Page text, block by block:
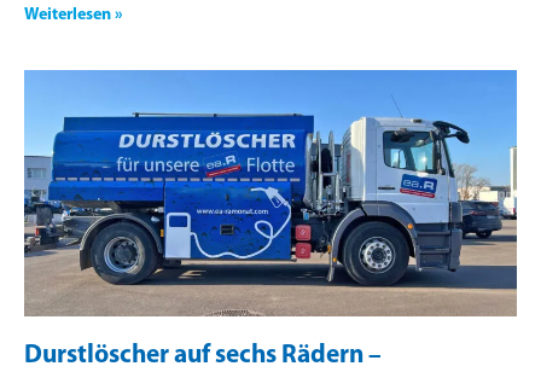
Weiterlesen »
Durstlöscher auf sechs Rädern –